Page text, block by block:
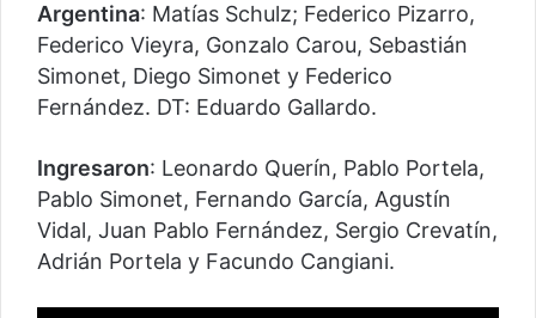
Argentina: Matías Schulz; Federico Pizarro,
Federico Vieyra, Gonzalo Carou, Sebastián
Simonet, Diego Simonet y Federico
Fernández. DT: Eduardo Gallardo.
Ingresaron: Leonardo Querín, Pablo Portela,
Pablo Simonet, Fernando García, Agustín
Vidal, Juan Pablo Fernández, Sergio Crevatín,
Adrián Portela y Facundo Cangiani.